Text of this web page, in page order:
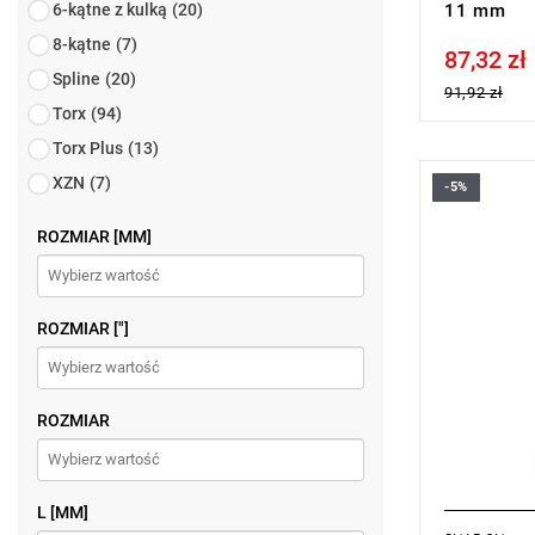
6-kątne z kulką (20)
8-kątne (7)
Spline (20)
Torx (94)
Torx Plus (13)
XZN (7)
ROZMIAR [MM]
ROZMIAR ["]
ROZMIAR
L [MM]
11 mm
Price tax
87,32 zł
91,92 zł
-5%